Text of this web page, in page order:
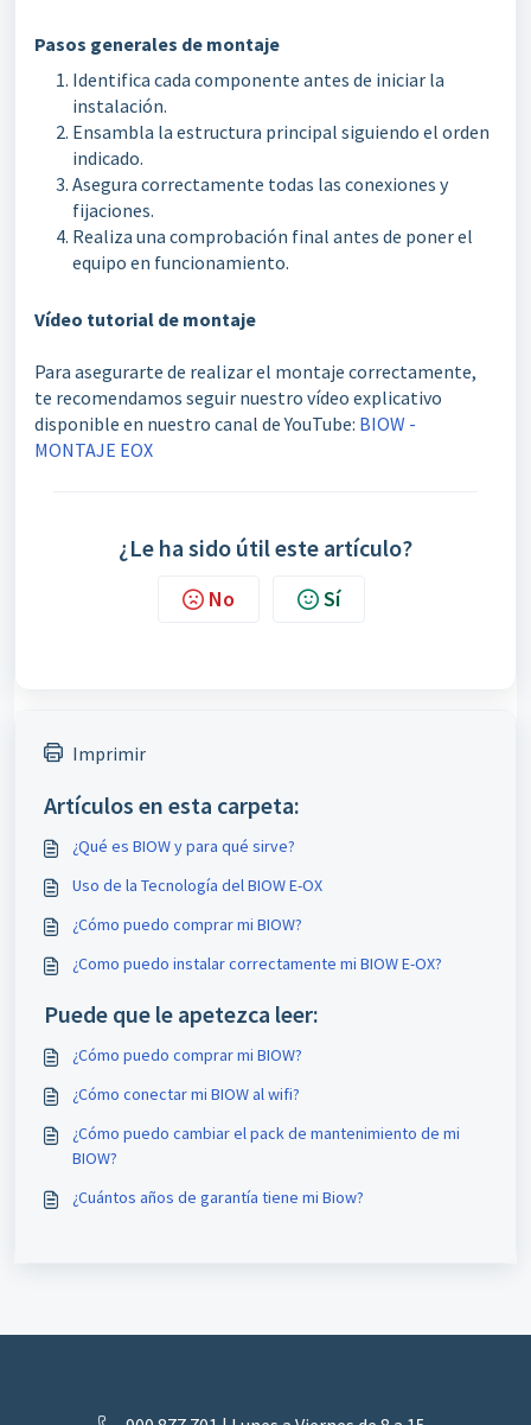
Pasos generales de montaje
Identifica cada componente antes de iniciar la
instalación.
Ensambla la estructura principal siguiendo el orden
indicado.
Asegura correctamente todas las conexiones y
fijaciones.
Realiza una comprobación final antes de poner el
equipo en funcionamiento.
Vídeo tutorial de montaje
Para asegurarte de realizar el montaje correctamente,
te recomendamos seguir nuestro vídeo explicativo
disponible en nuestro canal de YouTube: BIOW -
MONTAJE EOX
¿Le ha sido útil este artículo?
No Sí
Imprimir
Artículos en esta carpeta:
¿Qué es BIOW y para qué sirve?
Uso de la Tecnología del BIOW E-OX
¿Cómo puedo comprar mi BIOW?
¿Como puedo instalar correctamente mi BIOW E-OX?
Puede que le apetezca leer:
¿Cómo puedo comprar mi BIOW?
¿Cómo conectar mi BIOW al wifi?
¿Cómo puedo cambiar el pack de mantenimiento de mi
BIOW?
¿Cuántos años de garantía tiene mi Biow?